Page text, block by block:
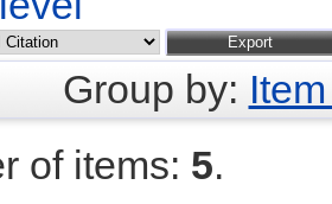
Group by:
of items: 5.